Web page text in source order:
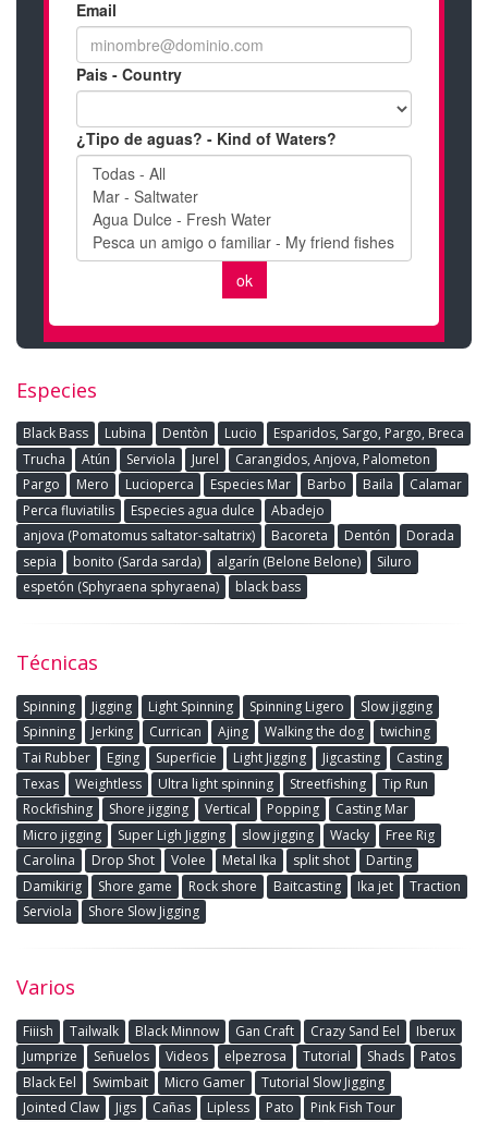
Especies
Black Bass Lubina Dentòn Lucio
Esparidos, Sargo, Pargo, Breca
Trucha
Atún Serviola Jurel
Carangidos, Anjova, Palometon
Pargo
Mero Lucioperca Especies Mar Barbo Baila
Calamar
Perca fluviatilis
Especies agua dulce
Abadejo
anjova (Pomatomus saltator-saltatrix)
Bacoreta Dentón
Dorada
sepia
bonito (Sarda sarda) algarín (Belone Belone)
Siluro
espetón (Sphyraena sphyraena)
black bass
Técnicas
Spinning Jigging Light Spinning Spinning Ligero
Slow jigging
Spinning
Jerking Currican Ajing Walking the dog
twiching
Tai Rubber
Eging Superficie Light Jigging Jigcasting
Casting
Texas
Weightless Ultra light spinning Streetfishing
Tip Run
Rockfishing
Shore jigging Vertical Popping
Casting Mar
Micro jigging
Super Ligh Jigging slow jigging Wacky
Free Rig
Carolina
Drop Shot Volee Metal Ika split shot
Darting
Damikirig
Shore game Rock shore Baitcasting Ika jet
Traction
Serviola
Shore Slow Jigging
Varios
Fiiish Tailwalk Black Minnow Gan Craft Crazy Sand Eel
Iberux
Jumprize
Señuelos Videos elpezrosa Tutorial Shads
Patos
Black Eel
Swimbait Micro Gamer
Tutorial Slow Jigging
Jointed Claw
Jigs Cañas Lipless Pato
Pink Fish Tour